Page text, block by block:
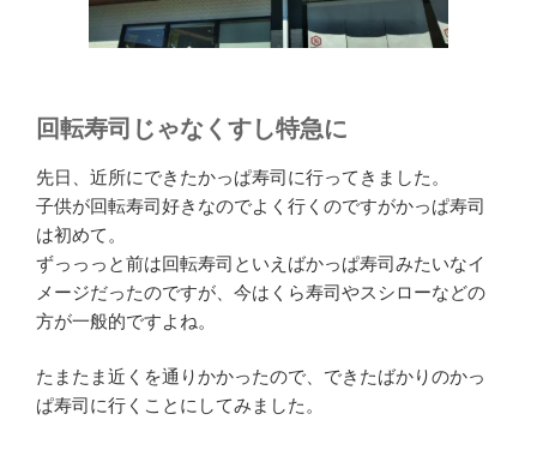
回転寿司じゃなくすし特急に
先日、近所にできたかっぱ寿司に行ってきました。
子供が回転寿司好きなのでよく行くのですがかっぱ寿司
は初めて。
ずっっっと前は回転寿司といえばかっぱ寿司みたいなイ
メージだったのですが、今はくら寿司やスシローなどの
方が一般的ですよね。
たまたま近くを通りかかったので、できたばかりのかっ
ぱ寿司に行くことにしてみました。